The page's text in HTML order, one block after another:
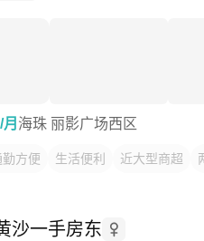
海珠 丽影广场西区
勤方便 生活便利 近大型商超
沙一手房东